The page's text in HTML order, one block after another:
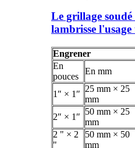
Le grillage
lambrisse l'usage
Engrener
En
pouces
En mm
1″ × 1″
25 mm × 25
mm
2″ × 1″
50 mm × 25
mm
2 " × 2
"
50 mm × 50
mm